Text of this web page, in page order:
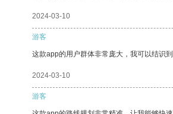
2024-03-10
游客
这款app的用户群体非常庞大，我可以结识到
2024-03-10
游客